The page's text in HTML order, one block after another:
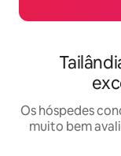
Os hóspedes
muito bem